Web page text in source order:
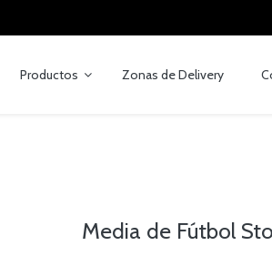
Productos Zonas de Delivery
Media de Fútbol